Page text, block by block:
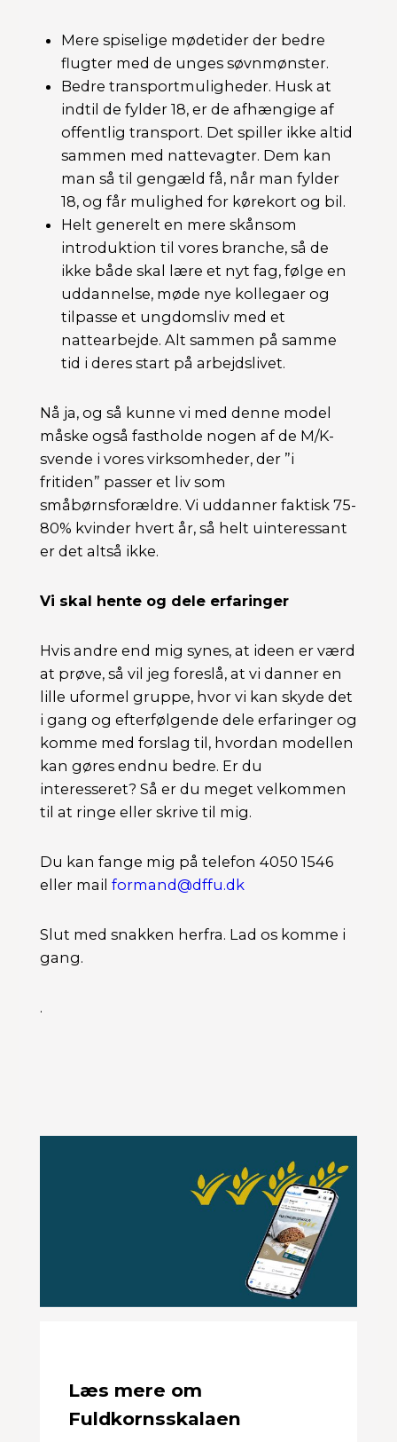
Mere spiselige mødetider der bedre
flugter med de unges søvnmønster.
Bedre transportmuligheder. Husk at
indtil de fylder 18, er de afhængige af
offentlig transport. Det spiller ikke altid
sammen med nattevagter. Dem kan
man så til gengæld få, når man fylder
18, og får mulighed for kørekort og bil.
Helt generelt en mere skånsom
introduktion til vores branche, så de
ikke både skal lære et nyt fag, følge en
uddannelse, møde nye kollegaer og
tilpasse et ungdomsliv med et
nattearbejde. Alt sammen på samme
tid i deres start på arbejdslivet.
Nå ja, og så kunne vi med denne model
måske også fastholde nogen af de M/K-
svende i vores virksomheder, der ”i
fritiden” passer et liv som
småbørnsforældre. Vi uddanner faktisk 75-
80% kvinder hvert år, så helt uinteressant
er det altså ikke.
Vi skal hente og dele erfaringer
Hvis andre end mig synes, at ideen er værd
at prøve, så vil jeg foreslå, at vi danner en
lille uformel gruppe, hvor vi kan skyde det
i gang og efterfølgende dele erfaringer og
komme med forslag til, hvordan modellen
kan gøres endnu bedre. Er du
interesseret? Så er du meget velkommen
til at ringe eller skrive til mig.
Du kan fange mig på telefon 4050 1546
eller mail formand@dffu.dk
Slut med snakken herfra. Lad os komme i
gang.
.
Læs mere om
Fuldkornsskalaen